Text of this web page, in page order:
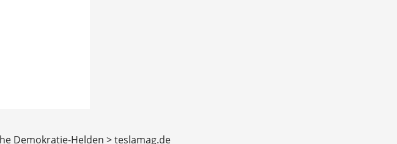
Demokratie-Helden > teslamag.de